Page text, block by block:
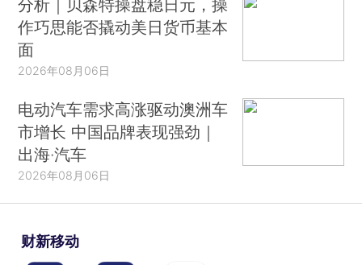
分析｜贝森特操盘稳日元，操
作巧思能否撬动美日货币基本
面
2026年08月06日
电动汽车需求高涨驱动澳洲车
市增长 中国品牌表现强劲｜
出海·汽车
2026年08月06日
财新移动